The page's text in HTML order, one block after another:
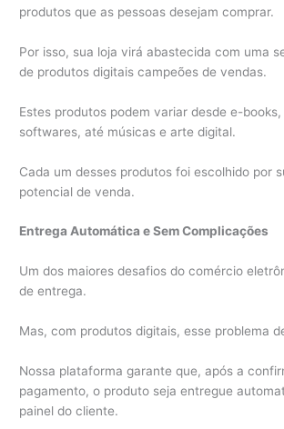
produtos que as pessoas desejam comprar.
Por isso, sua loja virá abastecida com uma
de produtos digitais campeões de vendas.
Estes produtos podem variar desde e-
softwares, até músicas e arte digital.
Cada um desses produtos foi escolhido por
potencial de venda.
Entrega Automática e Sem Complicações
Um dos maiores desafios do comércio
de entrega.
Mas, com produtos digitais, esse problema
Nossa plataforma garante que, após a
pagamento, o produto seja entregue
painel do cliente.